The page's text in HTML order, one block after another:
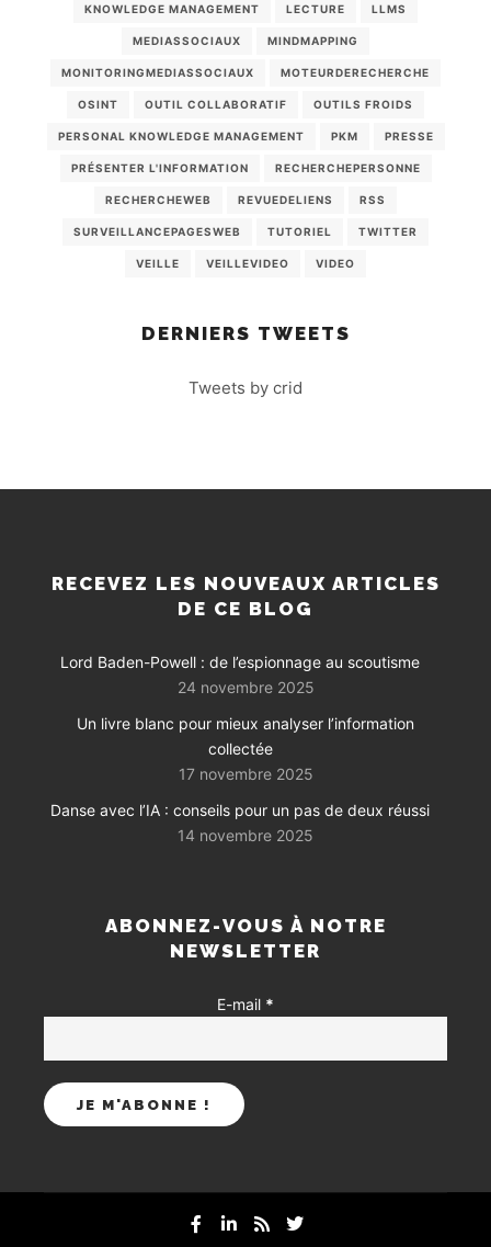
KNOWLEDGE MANAGEMENT LECTURE LLMS
MEDIASSOCIAUX MINDMAPPING
MONITORINGMEDIASSOCIAUX MOTEURDERECHERCHE
OSINT OUTIL COLLABORATIF OUTILS FROIDS
PERSONAL KNOWLEDGE MANAGEMENT PKM PRESSE
PRÉSENTER L'INFORMATION RECHERCHEPERSONNE
RECHERCHEWEB REVUEDELIENS RSS
SURVEILLANCEPAGESWEB TUTORIEL TWITTER
VEILLE VEILLEVIDEO VIDEO
DERNIERS TWEETS
Tweets by crid
RECEVEZ LES NOUVEAUX ARTICLES
DE CE BLOG
Lord Baden-Powell : de l’espionnage au scoutisme
24 novembre 2025
Un livre blanc pour mieux analyser l’information
collectée
17 novembre 2025
Danse avec l’IA : conseils pour un pas de deux réussi
14 novembre 2025
ABONNEZ-VOUS À NOTRE
NEWSLETTER
E-mail *